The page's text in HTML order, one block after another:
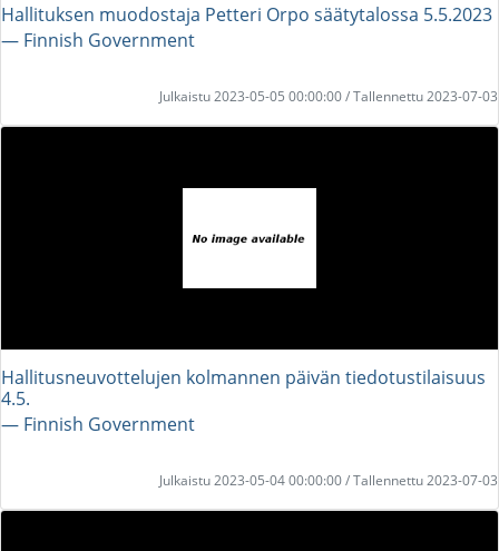
Hallituksen muodostaja Petteri Orpo säätytalossa 5.5.2023
― Finnish Government
Julkaistu 2023-05-05 00:00:00 / Tallennettu 2023-07-03
Hallitusneuvottelujen kolmannen päivän tiedotustilaisuus
4.5.
― Finnish Government
Julkaistu 2023-05-04 00:00:00 / Tallennettu 2023-07-03